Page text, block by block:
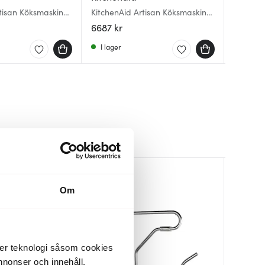
Om
teknologi såsom cookies
och innehåll,
Köksmaskin
KitchenAid Artisan Köksmaskin
5KSM175 4,8 L Grafit metallic
6687 kr
I lager